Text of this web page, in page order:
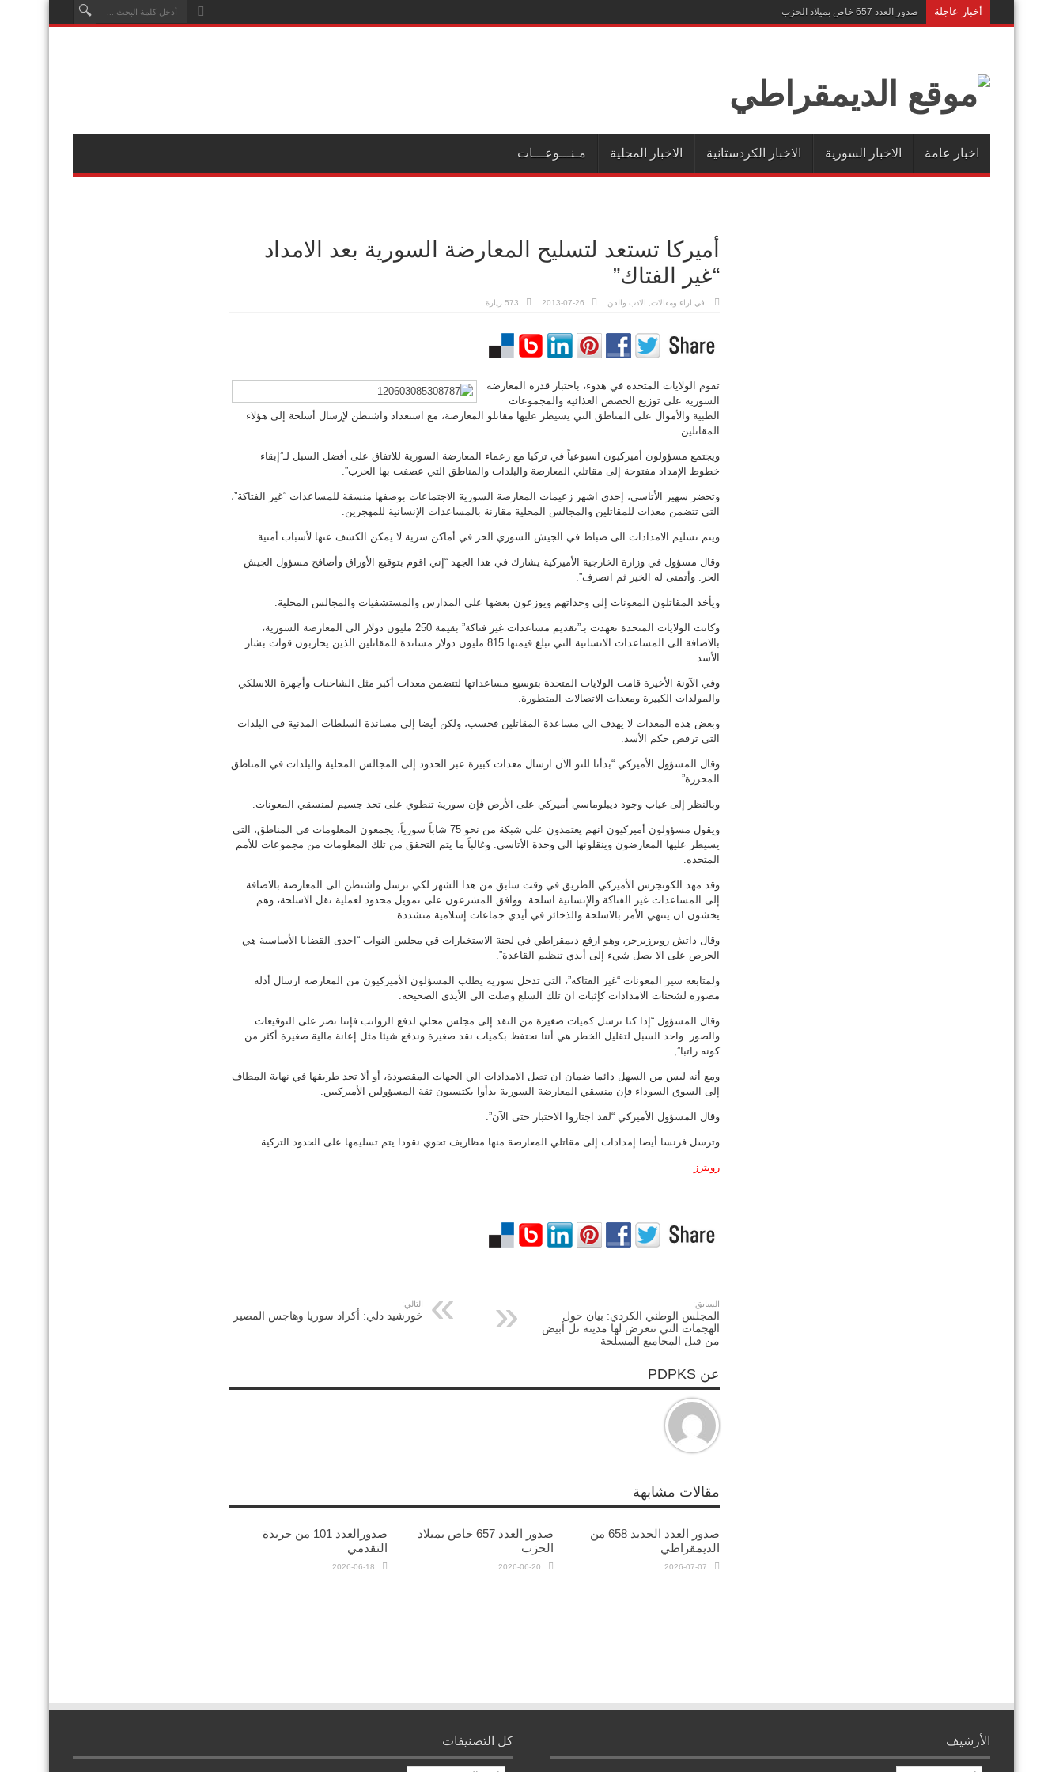
أخبار عاجلة صدور العدد 657 خاص بميلاد الحزب
اخبار عامة الاخبار السورية الاخبار الكردستانية الاخبار المحلية مـنـــوعـــات
أميركا تستعد لتسليح المعارضة السورية بعد الامداد
“غير الفتاك”
في اراء ومقالات الادب والفن 2013-07-26 573 زيارة
تقوم الولايات المتحدة في هدوء، باختبار قدرة المعارضة
السورية على توزيع الحصص الغذائية والمجموعات
الطبية والأموال على المناطق التي يسيطر عليها مقاتلو المعارضة، مع استعداد واشنطن لإرسال أسلحة إلى هؤلاء
المقاتلين.
ويجتمع مسؤولون أميركيون اسبوعياً في تركيا مع زعماء المعارضة السورية للاتفاق على أفضل السبل لـ”إبقاء
خطوط الإمداد مفتوحة إلى مقاتلي المعارضة والبلدات والمناطق التي عصفت بها الحرب”.
وتحضر سهير الأتاسي،‭‭‭ ‬‬‬إحدى اشهر زعيمات المعارضة السورية الاجتماعات بوصفها منسقة للمساعدات “غير الفتاكة”،
التي تتضمن معدات للمقاتلين والمجالس المحلية مقارنة بالمساعدات الإنسانية للمهجرين.
ويتم تسليم الامدادات الى ضباط في الجيش السوري الحر في أماكن سرية لا يمكن الكشف عنها لأسباب أمنية.
وقال مسؤول في وزارة الخارجية الأميركية يشارك في هذا الجهد “إني اقوم بتوقيع الأوراق وأصافح مسؤول الجيش
الحر. وأتمنى له الخير ثم انصرف”.
ويأخذ المقاتلون المعونات إلى وحداتهم ويوزعون بعضها على المدارس والمستشفيات والمجالس المحلية.
وكانت الولايات المتحدة تعهدت بـ”تقديم مساعدات غير فتاكة” بقيمة 250 مليون دولار الى المعارضة السورية،
بالاضافة الى المساعدات الانسانية التي تبلغ قيمتها 815 مليون دولار مساندة للمقاتلين الذين يحاربون قوات بشار
الأسد.
وفي الآونة الأخيرة قامت الولايات المتحدة بتوسيع مساعداتها لتتضمن معدات أكبر مثل الشاحنات وأجهزة اللاسلكي
والمولدات الكبيرة ومعدات الاتصالات المتطورة.
وبعض هذه المعدات لا يهدف الى مساعدة المقاتلين فحسب، ولكن أيضا إلى مساندة السلطات المدنية في البلدات
التي ترفض حكم الأسد.
وقال المسؤول الأميركي “بدأنا للتو الآن ارسال معدات كبيرة عبر الحدود إلى المجالس المحلية والبلدات في المناطق
المحررة”.
وبالنظر إلى غياب وجود ديبلوماسي أميركي على الأرض فإن سورية تنطوي على تحد جسيم لمنسقي المعونات.
ويقول مسؤولون أميركيون انهم يعتمدون على شبكة من نحو 75 شاباً سورياً، يجمعون المعلومات في المناطق، التي
يسيطر عليها المعارضون وينقلونها الى وحدة الأتاسي. وغالباً ما يتم التحقق من تلك المعلومات من مجموعات للأمم
المتحدة.
وقد مهد الكونجرس الأميركي الطريق في وقت سابق من هذا الشهر لكي ترسل واشنطن الى المعارضة بالاضافة
إلى المساعدات غير الفتاكة والإنسانية اسلحة. ووافق المشرعون على تمويل محدود لعملية نقل الاسلحة، وهم
يخشون ان ينتهي الأمر بالاسلحة والذخائر في أيدي جماعات إسلامية متشددة.
وقال داتش روبرزبرجر، وهو ارفع ديمقراطي في لجنة الاستخبارات قي مجلس النواب “احدى القضايا الأساسية هي
الحرص على الا يصل شيء إلى أيدي تنظيم القاعدة”.
ولمتابعة سير المعونات “غير الفتاكة”، التي تدخل سورية يطلب المسؤلون الأميركيون من المعارضة ارسال أدلة
مصورة لشحنات الامدادات كإثبات ان تلك السلع وصلت الى الأيدي الصحيحة.
وقال المسؤول “إذا كنا نرسل كميات صغيرة من النقد إلى مجلس محلي لدفع الرواتب فإننا نصر على التوقيعات
والصور. واحد السبل لتقليل الخطر هي أننا نحتفظ بكميات نقد صغيرة وندفع شيئا مثل إعانة مالية صغيرة أكثر من
كونه راتبا”,
ومع أنه ليس من السهل دائما ضمان ان تصل الامدادات الي الجهات المقصودة، أو ألا تجد طريقها في نهاية المطاف
إلى السوق السوداء فإن منسقي المعارضة السورية بدأوا يكتسبون ثقة المسؤولين الأميركيين.
وقال المسؤول الأميركي “لقد اجتازوا الاختبار حتى الآن”.
وترسل فرنسا أيضا إمدادات إلى مقاتلي المعارضة منها مظاريف تحوي نقودا يتم تسليمها على الحدود التركية.
رويترز
السابق:
المجلس الوطني الكردي: بيان حول
الهجمات التي تتعرض لها مدينة تل أبيض
من قبل المجاميع المسلحة
التالي:
خورشيد دلي: أكراد سوريا وهاجس المصير
عن PDPKS
مقالات مشابهة
صدور العدد الجديد 658 من
الديمقراطي
2026-07-07
صدور العدد 657 خاص بميلاد
الحزب
2026-06-20
صدورالعدد 101 من جريدة
التقدمي
2026-06-18
الأرشيف كل التصنيفات